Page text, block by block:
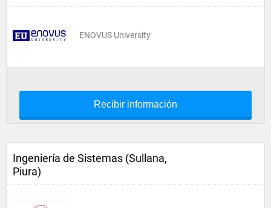
ENOVUS University
Recibir información
Ingeniería de Sistemas (Sullana,
Piura)